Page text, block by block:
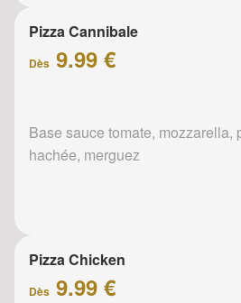
Pizza Cannibale
Dès 9.99 €
Base sauce tomate, mozzarella,
hachée, merguez
Pizza Chicken
Dès 9.99 €